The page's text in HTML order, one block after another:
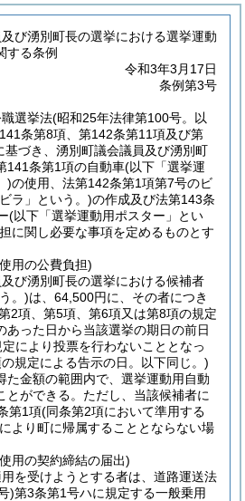
び湧別町長の選挙における選挙運動
する条例
令和3年3月17日
条例第3号
選挙法(昭和25年法律第100号。以
条第8項、第142条第11項及び第
基づき、湧別町議会議員及び湧別町
141条第1項の自動車(以下「選挙運
)の使用、法第142条第1項第7号のビ
ラ」という。)の作成及び法第143条
(以下「選挙運動用ポスター」とい
に関し必要な事項を定めるものとす
用の公費負担)
び湧別町長の選挙における候補者
。)は、64,500円に、その者につき
2項、第5項、第6項又は第8項の規定
あった日から当該選挙の期日の前日
により投票を行わないこととなっ
規定による告示の日。以下同じ。)
た金額の範囲内で、選挙運動用自動
ができる。 ただし、当該候補者に
第1項(同条第2項において準用する
より町に帰属することとならない場
用の契約締結の届出)
を受けようとする者は、道路運送法
)第3条第1号ハに規定する一般乗用